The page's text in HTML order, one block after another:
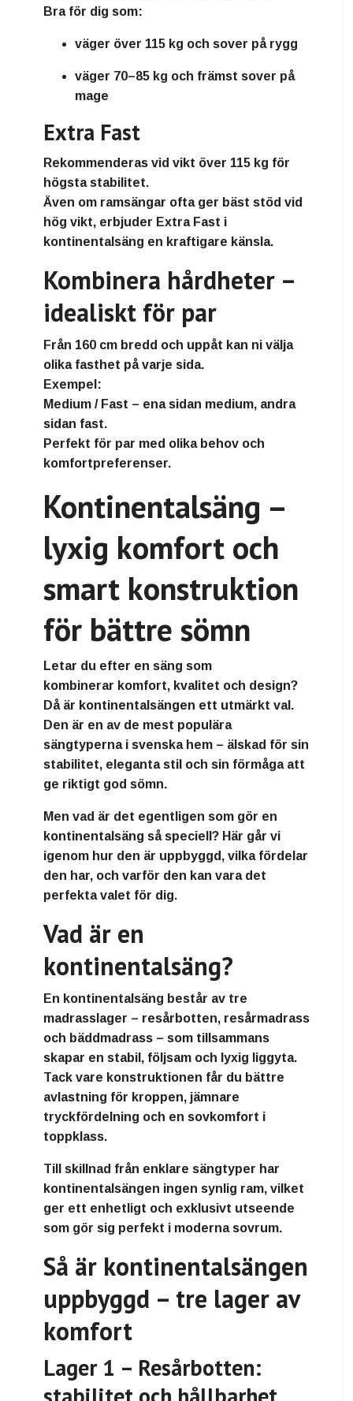
Bra för dig som:
väger över 115 kg och sover på rygg
väger 70–85 kg och främst sover på
mage
Extra Fast
Rekommenderas vid vikt över 115 kg för
högsta stabilitet.
Även om ramsängar ofta ger bäst stöd vid
hög vikt, erbjuder Extra Fast i
kontinentalsäng en kraftigare känsla.
Kombinera hårdheter –
idealiskt för par
Från 160 cm bredd och uppåt kan ni välja
olika fasthet på varje sida.
Exempel:
Medium / Fast – ena sidan medium, andra
sidan fast.
Perfekt för par med olika behov och
komfortpreferenser.
Kontinentalsäng –
lyxig komfort och
smart konstruktion
för bättre sömn
Letar du efter en säng som
kombinerar komfort, kvalitet och design?
Då är kontinentalsängen ett utmärkt val.
Den är en av de mest populära
sängtyperna i svenska hem – älskad för sin
stabilitet, eleganta stil och sin förmåga att
ge riktigt god sömn.
Men vad är det egentligen som gör en
kontinentalsäng så speciell? Här går vi
igenom hur den är uppbyggd, vilka fördelar
den har, och varför den kan vara det
perfekta valet för dig.
Vad är en
kontinentalsäng?
En kontinentalsäng består av tre
madrasslager – resårbotten, resårmadrass
och bäddmadrass – som tillsammans
skapar en stabil, följsam och lyxig liggyta.
Tack vare konstruktionen får du bättre
avlastning för kroppen, jämnare
tryckfördelning och en sovkomfort i
toppklass.
Till skillnad från enklare sängtyper har
kontinentalsängen ingen synlig ram, vilket
ger ett enhetligt och exklusivt utseende
som gör sig perfekt i moderna sovrum.
Så är kontinentalsängen
uppbyggd – tre lager av
komfort
Lager 1 – Resårbotten: